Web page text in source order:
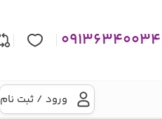
09136340034
ورود / ثبت نام